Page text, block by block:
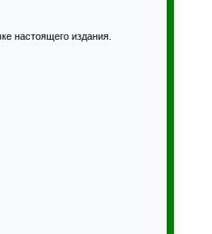
настоящего издания.